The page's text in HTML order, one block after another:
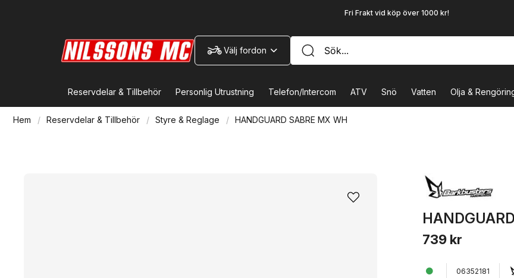
Fri Frakt vid köp över 1000 kr!
Välj fordon
Reservdelar & Tillbehör Personlig Utrustning Telefon/Intercom ATV Snö Vatten Olja &
Hem Reservdelar & Tillbehör Styre & Reglage HANDGUARD SABRE MX WH
739 kr
06352181